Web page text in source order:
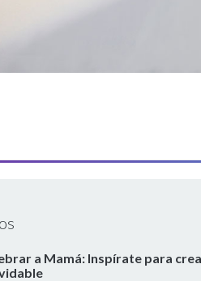
a Mamá: Inspírate para